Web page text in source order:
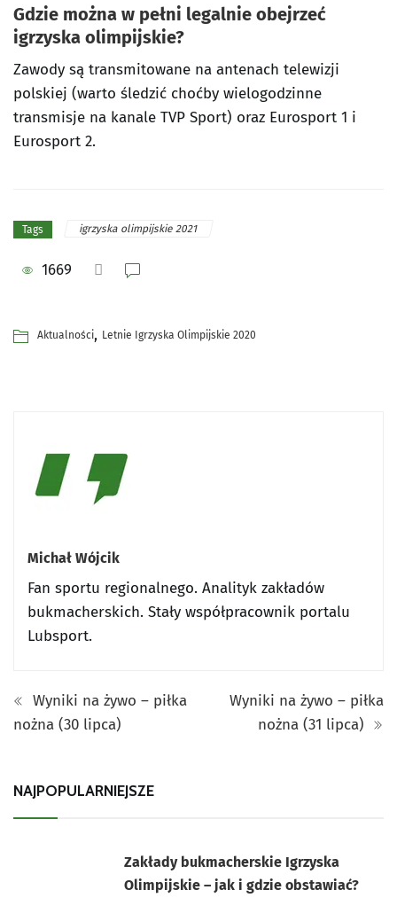
Gdzie można w pełni legalnie obejrzeć
igrzyska olimpijskie?
Zawody są transmitowane na antenach telewizji
polskiej (warto śledzić choćby wielogodzinne
transmisje na kanale TVP Sport) oraz Eurosport 1 i
Eurosport 2.
Tags igrzyska olimpijskie 2021
1669
Aktualności, Letnie Igrzyska Olimpijskie 2020
Michał Wójcik
Fan sportu regionalnego. Analityk zakładów
bukmacherskich. Stały współpracownik portalu
Lubsport.
Wyniki na żywo – piłka
nożna (30 lipca)
Wyniki na żywo – piłka
nożna (31 lipca)
NAJPOPULARNIEJSZE
Zakłady bukmacherskie Igrzyska
Olimpijskie – jak i gdzie obstawiać?